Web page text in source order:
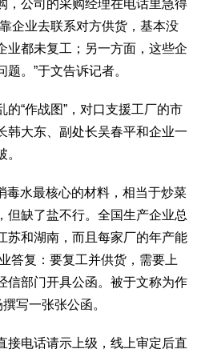
公司的采购经理在电话里急得
企业去联系对方供货，基本没
业都未复工；另一方面，这些企
。”于文告诉记者。
“作战图”，对口支援工厂的市
韩大东、副处长吴春平和企业一
水最核心的材料，相当于炒菜
但缺了盐不行。全国生产企业总
苏和湖南，而且每家厂的年产能
答复：要复工并供货，需要上
信部门开具公函。被于文称为作
写一张张公函。
电话请示上级，线上审定后直